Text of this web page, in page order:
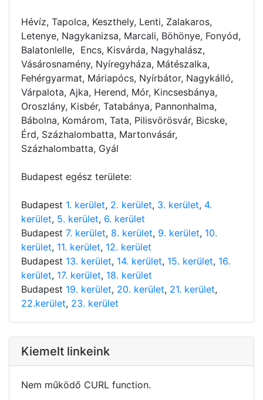
Hévíz, Tapolca, Keszthely, Lenti, Zalakaros,
Letenye, Nagykanizsa, Marcali, Böhönye, Fonyód,
Balatonlelle, Encs, Kisvárda, Nagyhalász,
Vásárosnamény, Nyíregyháza, Mátészalka,
Fehérgyarmat, Máriapócs, Nyírbátor, Nagykálló,
Várpalota, Ajka, Herend, Mór, Kincsesbánya,
Oroszlány, Kisbér, Tatabánya, Pannonhalma,
Bábolna, Komárom, Tata, Pilisvörösvár, Bicske,
Érd, Százhalombatta, Martonvásár,
Százhalombatta, Gyál
Budapest egész területe:
Budapest 1. kerület, 2. kerület, 3. kerület, 4.
kerület, 5. kerület, 6. kerület
Budapest 7. kerület, 8. kerület, 9. kerület, 10.
kerület, 11. kerület, 12. kerület
Budapest 13. kerület, 14. kerület, 15. kerület, 16.
kerület, 17. kerület, 18. kerület
Budapest 19. kerület, 20. kerület, 21. kerület,
22.kerület, 23. kerület
Kiemelt linkeink
Nem működő CURL function.